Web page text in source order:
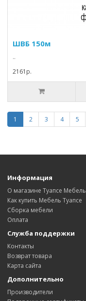
ШВБ 150м
..
2161p.
1 2 3 4 5
Информация
О магазине Туапсе Мебель
Как купить Мебель Туапсе
Сборка мебели
Оплата
Служба поддержки
Контакты
Возврат товара
Карта сайта
Дополнительно
Производители